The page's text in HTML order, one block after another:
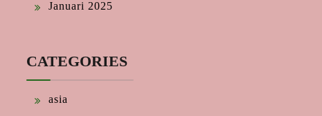
Januari 2025
CATEGORIES
asia